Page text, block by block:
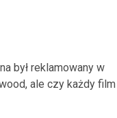
był reklamowany w
ale czy każdy film